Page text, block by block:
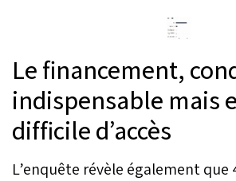
Le financement,
indispensable mais
difficile d’accès
L’enquête révèle également que